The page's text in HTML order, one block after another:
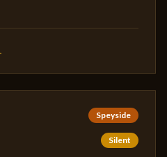
Speyside
Silent